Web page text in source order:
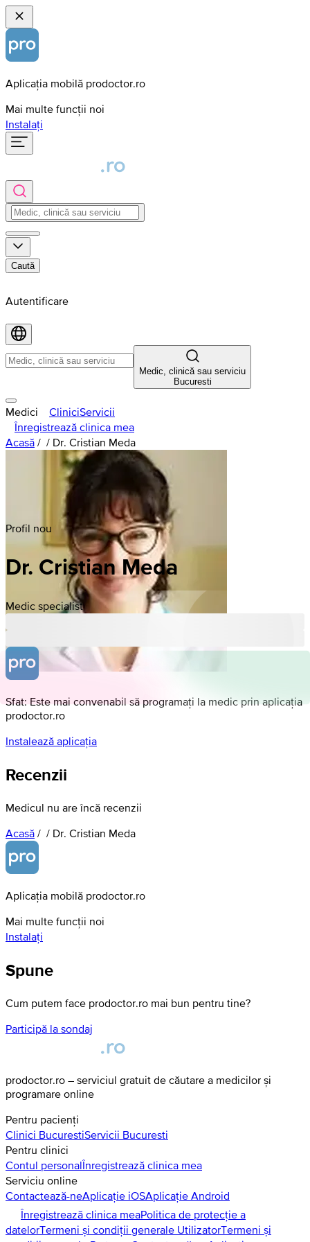
Aplicația mobilă prodoctor.ro
Mai multe funcții noi
Instalați
Caută
Autentificare
Medic, clinică sau serviciu
Bucuresti
Medici CliniciServicii
Înregistrează clinica mea
Acasă / / Dr. Cristian Meda
Profil nou
Dr. Cristian Meda
Medic specialist
Sfat: Este mai convenabil să programați la medic prin aplicația
prodoctor.ro
Instalează aplicația
Recenzii
Medicul nu are încă recenzii
Acasă / / Dr. Cristian Meda
Aplicația mobilă prodoctor.ro
Mai multe funcții noi
Instalați
Spune
Cum putem face prodoctor.ro mai bun pentru tine?
Participă la sondaj
prodoctor.ro – serviciul gratuit de căutare a medicilor și
programare online
Pentru pacienți
Clinici BucurestiServicii Bucuresti
Pentru clinici
Contul personalÎnregistrează clinica mea
Serviciu online
Contactează-neAplicație iOSAplicație Android
Înregistrează clinica meaPolitica de protecție a
datelorTermeni și condiții generale UtilizatorTermeni și